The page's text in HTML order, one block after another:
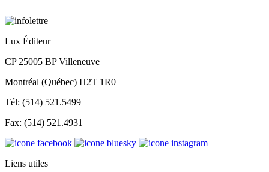
Lux Éditeur
CP 25005 BP Villeneuve
Montréal (Québec) H2T 1R0
Tél: (514) 521.5499
Fax: (514) 521.4931
Liens utiles